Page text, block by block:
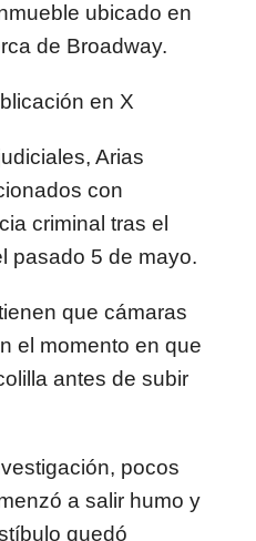
ubicado en
de Broadway.
Arias
con
criminal tras el
pasado 5 de mayo.
que cámaras
el momento en que
antes de subir
pocos
a salir humo y
quedó